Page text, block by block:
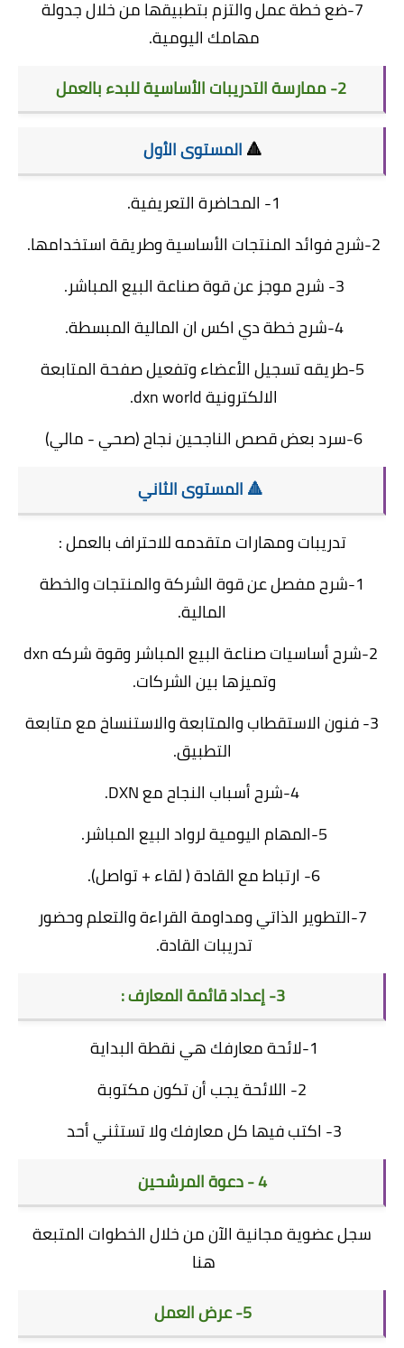
7-ضع خطة عمل والتزم بتطبيقها من خلال جدولة
مهامك اليومية.
2- ممارسة التدريبات الأساسية للبدء بالعمل
🔺المستوى الأول
1- المحاضرة التعريفية.
2- شرح فوائد المنتجات الأساسية وطريقة استخدامها.
3- شرح موجز عن قوة صناعة البيع المباشر.
4-شرح
خطة دي اكس ان الماليةالمبسطة.
5- طريقه تسجيل الأعضاءوتفعيل صفحة المتابعة
الالكترونية dxn world.
6-سرد بعض قصص الناجحين نجاح (صحي - مالي)
🔺 المستوى الثاني
تدريبات ومهارات متقدمه للاحتراف بالعمل :
1-شرح مفصل عن قوة الشركة والمنتجات والخطة
المالية.
2-شرح أساسيات صناعة البيع المباشر وقوة شركه dxn
وتميزها بين الشركات.
3- فنون الاستقطابوالمتابعة والاستنساخ مع متابعة
التطبيق.
5-المهام اليومية لرواد البيع المباشر.
6- ارتباط مع القادة ( لقاء + تواصل).
7-التطوير الذاتي ومداومة القراءة والتعلم وحضور
تدريبات القادة.
3- إعداد قائمة المعارف :
1-لائحة معارفك هي نقطة البداية
2- اللائحة يجب أن تكون مكتوبة
3- اكتب فيها كل معارفك ولا تستثني أحد
4 - دعوة المرشحين
سجل عضوية مجانية الآن من خلال الخطوات المتبعة
هنا
5- عرض العمل